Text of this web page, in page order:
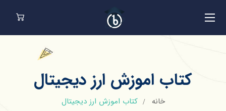
کتاب اموزش ارز دیجیتال
خانه کتاب اموزش ارز دیجیتال